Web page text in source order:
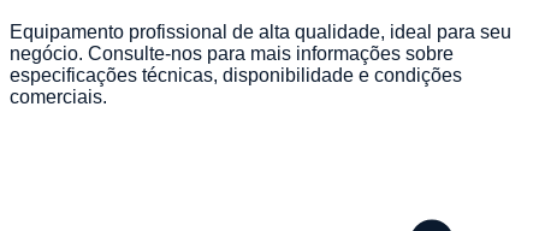
Equipamento profissional de alta qualidade, ideal para seu
negócio. Consulte-nos para mais informações sobre
especificações técnicas, disponibilidade e condições
comerciais.